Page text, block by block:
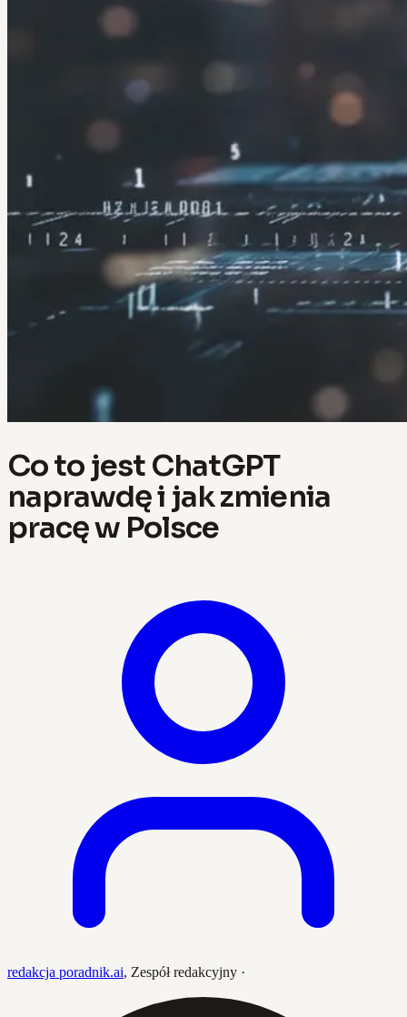
Co to jest ChatGPT
naprawdę i jak zmienia
pracę w Polsce
redakcja poradnik.ai, Zespół redakcyjny ·